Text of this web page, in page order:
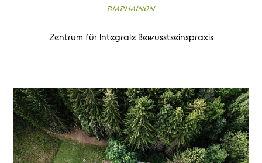
DIAPHAINON
Zentrum für Integrale Bewusstseinspraxis